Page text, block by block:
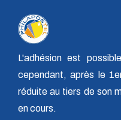
L'adhésion est
cependant, après le
réduite au tiers de son
en cours.